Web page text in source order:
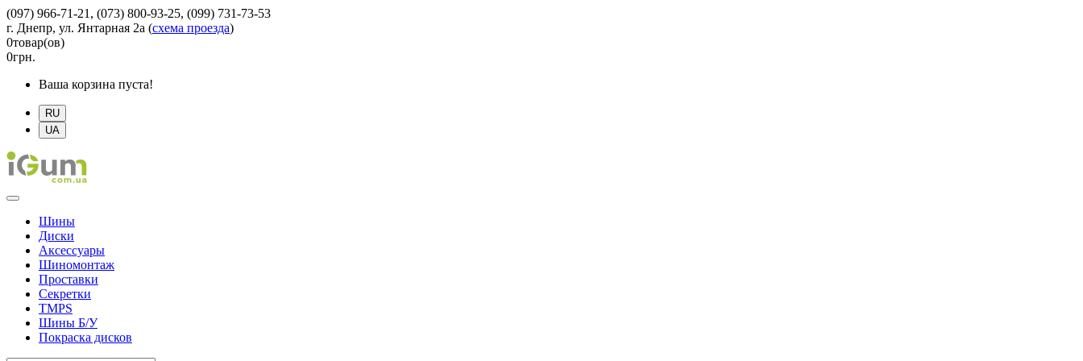
(097) 966-71-21, (073) 800-93-25, (099) 731-73-53
г. Днепр, ул. Янтарная 2а (схема проезда)
0товар(ов)
0грн.
Ваша корзина пуста!
RU
UA
Шины
Диски
Аксессуары
Шиномонтаж
Проставки
Секретки
TMPS
Шины Б/У
Покраска дисков